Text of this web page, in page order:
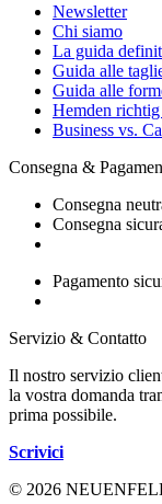
Newsletter
Chi siamo
La guida
Guida alle
Guida alle
Hemden
Business vs.
Consegna &
Consegna
Consegna
Pagamento
Servizio & Contatto
Il nostro servizio
la vostra domanda
prima possibile.
Scrivici
© 2026